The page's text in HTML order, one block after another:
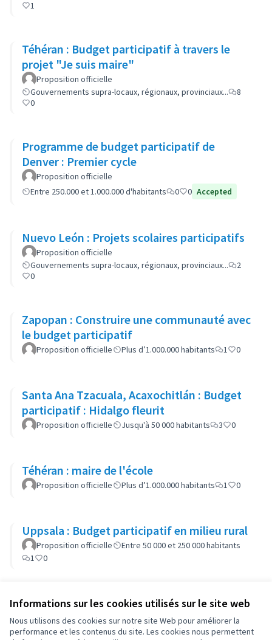
Informations sur les cookies utilisés sur le site web
Nous utilisons des cookies sur notre site Web pour améliorer la
performance et les contenus du site. Les cookies nous permettent
1
Téhéran : Budget participatif à travers le
projet "Je suis maire"
Proposition officielle
Gouvernements supra-locaux, régionaux, provinciaux...
8
0
Programme de budget participatif de
Denver : Premier cycle
Proposition officielle
Entre 250.000 et 1.000.000 d'habitants
0 0 Accepted
Nuevo León : Projets scolaires participatifs
Proposition officielle
Gouvernements supra-locaux, régionaux, provinciaux...
2
0
Zapopan : Construire une communauté avec
le budget participatif
Proposition officielle Plus d’1.000.000 habitants 1 0
Santa Ana Tzacuala, Acaxochitlán : Budget
participatif : Hidalgo fleurit
Proposition officielle Jusqu'à 50 000 habitants 3 0
Téhéran : maire de l'école
Proposition officielle Plus d’1.000.000 habitants 1 0
Uppsala : Budget participatif en milieu rural
Proposition officielle
Entre 50 000 et 250 000 habitants
1
0
Conditions d'utilisation
Paramètres des cookies
OIDP sur XOIDP sur Facebook
OIDP sur YouTube